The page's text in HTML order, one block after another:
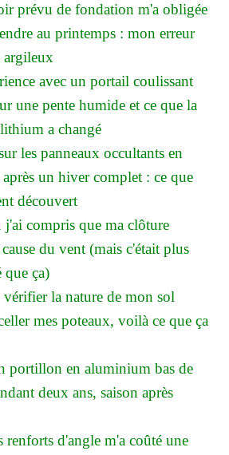
prévu de fondation m'a obligée
au printemps : mon erreur
argileux
avec un portail coulissant
une pente humide et ce que la
a changé
les panneaux occultants en
un hiver complet : ce que
découvert
compris que ma clôture
du vent (mais c'était plus
ça)
vérifier la nature de mon sol
mes poteaux, voilà ce que ça
portillon en aluminium bas de
deux ans, saison après
renforts d'angle m'a coûté une